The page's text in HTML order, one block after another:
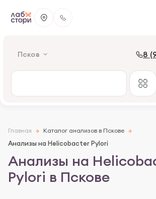
Псков 8
Главная Каталог анализов в Пскове
Анализы на Helicobacter Pylori
Анализы на
Pylori в Пскове